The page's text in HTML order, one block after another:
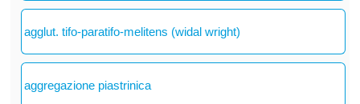
agglut. tifo-paratifo-melitens (widal wright)
aggregazione piastrinica